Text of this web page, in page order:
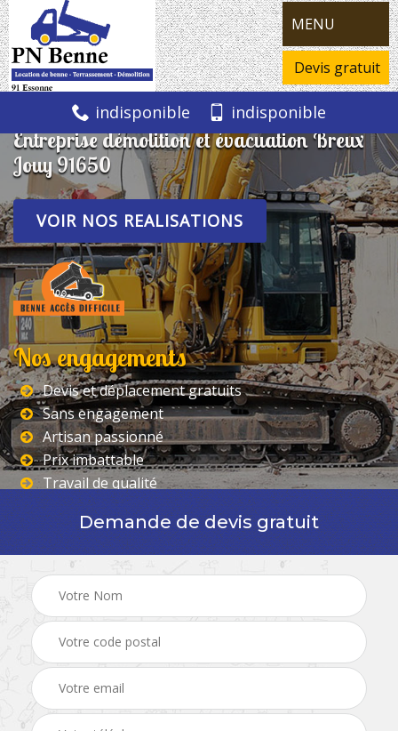
MENU
Devis gratuit
indisponible indisponible
Entreprise démolition et évacuation Breux
Jouy 91650
VOIR NOS REALISATIONS
Nos engagements
Devis et déplacement gratuits
Sans engagement
Artisan passionné
Prix imbattable
Travail de qualité
Demande de devis gratuit